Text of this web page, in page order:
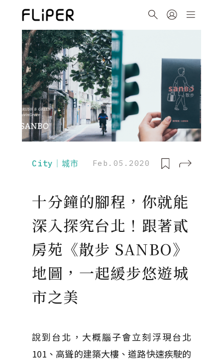
City｜城市 Feb.05.2020
十分鐘的腳程，你就能
深入探究台北！跟著貳
房苑《散步 SANBO》
地圖，一起緩步悠遊城
市之美
說到台北，大概腦子會立刻浮現台北
101、高聳的建築大樓、道路快速疾駛的